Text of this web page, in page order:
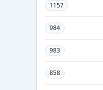
1157
984
983
858